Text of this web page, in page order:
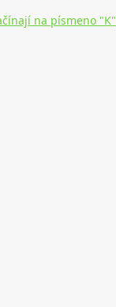
na písmeno "K"